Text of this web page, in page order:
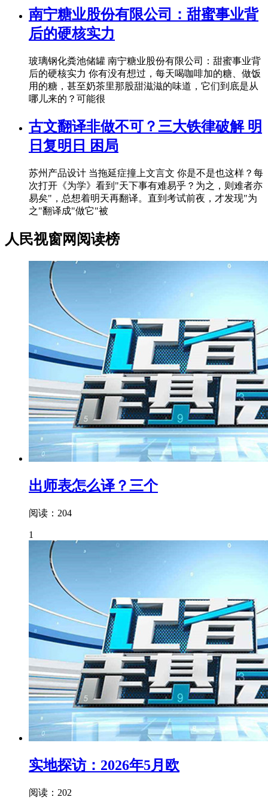
南宁糖业股份有限公司：甜蜜事业背
后的硬核实力
玻璃钢化粪池储罐 南宁糖业股份有限公司：甜蜜事业背
后的硬核实力 你有没有想过，每天喝咖啡加的糖、做饭
用的糖，甚至奶茶里那股甜滋滋的味道，它们到底是从
哪儿来的？可能很
古文翻译非做不可？三大铁律破解 明
日复明日 困局
苏州产品设计 当拖延症撞上文言文 你是不是也这样？每
次打开《为学》看到"天下事有难易乎？为之，则难者亦
易矣"，总想着明天再翻译。直到考试前夜，才发现"为
之"翻译成"做它"被
人民视窗网阅读榜
出师表怎么译？三个
阅读：204
1
实地探访：2026年5月欧
阅读：202